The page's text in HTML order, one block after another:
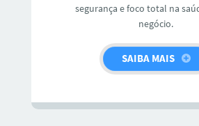
segurança e foco total na
negócio.
SAIBA MAIS